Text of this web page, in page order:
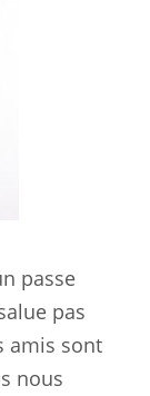
passe
pas
amis sont
nous